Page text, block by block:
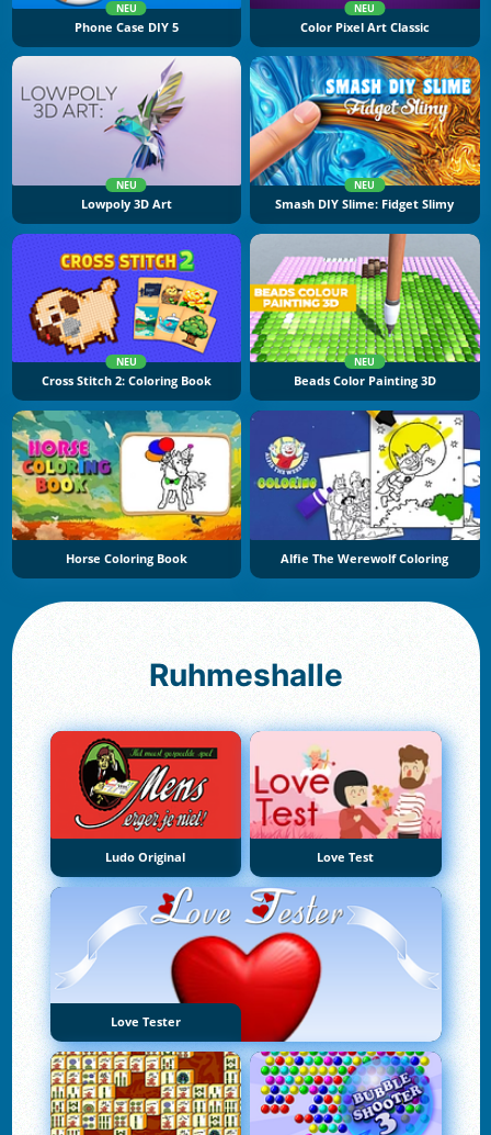
NEU
Phone Case DIY 5
NEU
Color Pixel Art Classic
NEU
Lowpoly 3D Art
NEU
Smash DIY Slime: Fidget Slimy
NEU
Cross Stitch 2: Coloring Book
NEU
Beads Color Painting 3D
Horse Coloring Book Alfie The Werewolf Coloring
Ruhmeshalle
Ludo Original Love Test
Love Tester